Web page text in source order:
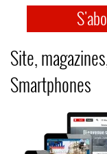
Site,
Smartphones